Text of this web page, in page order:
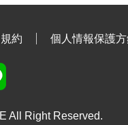
約 個人情報保護
All Right Reserved.